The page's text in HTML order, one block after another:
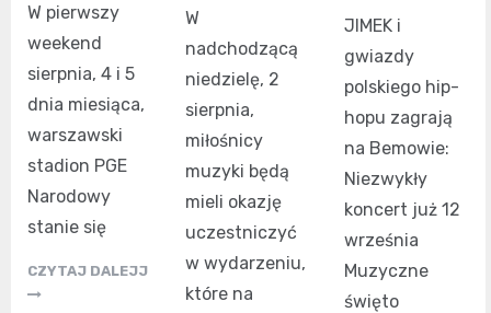
W pierwszy
weekend
sierpnia, 4 i 5
dnia miesiąca,
warszawski
stadion PGE
Narodowy
stanie się
CZYTAJ DALEJJ
W
nadchodzącą
niedzielę, 2
sierpnia,
miłośnicy
muzyki będą
mieli okazję
uczestniczyć
w wydarzeniu,
które na
JIMEK i
gwiazdy
polskiego hip-
hopu zagrają
na Bemowie:
Niezwykły
koncert już 12
września
Muzyczne
święto